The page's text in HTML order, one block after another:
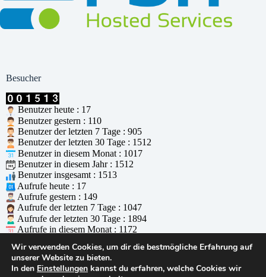
Besucher
Benutzer heute : 17
Benutzer gestern : 110
Benutzer der letzten 7 Tage : 905
Benutzer der letzten 30 Tage : 1512
Benutzer in diesem Monat : 1017
Benutzer in diesem Jahr : 1512
Benutzer insgesamt : 1513
Aufrufe heute : 17
Aufrufe gestern : 149
Aufrufe der letzten 7 Tage : 1047
Aufrufe der letzten 30 Tage : 1894
Aufrufe in diesem Monat : 1172
Aufrufe insgesamt : 1895
Wer ist online : 0
Unterstützt durchWPS Visitor Counter
Wir verwenden Cookies, um dir die bestmögliche Erfahrung auf
unserer Website zu bieten.
In den Einstellungen kannst du erfahren, welche Cookies wir